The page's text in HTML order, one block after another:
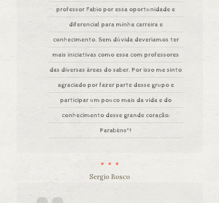
professor Fabio por essa oportunidade e
diferencial para minha carreira e
conhecimento. Sem dúvida deveríamos ter
mais iniciativas como essa com professores
das diversas áreas do saber. Por isso me sinto
agraciado por fazer parte desse grupo e
participar um pouco mais da vida e do
conhecimento desse grande coração.
Parabéns"!
Sergio Bosco